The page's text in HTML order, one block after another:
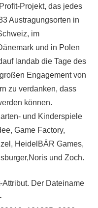
Projekt, das jedes
Austragungsorten in
im
und in Polen
landab die Tage des
Engagement von
zu verdanken, dass
können.
und Kinderspiele
Game Factory,
HeidelBÄR Games,
und Zoch.